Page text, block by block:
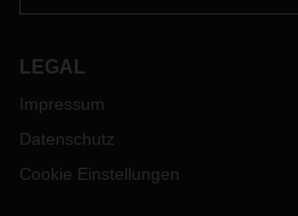
LEGAL
Impressum
Datenschutz
Cookie Einstellungen